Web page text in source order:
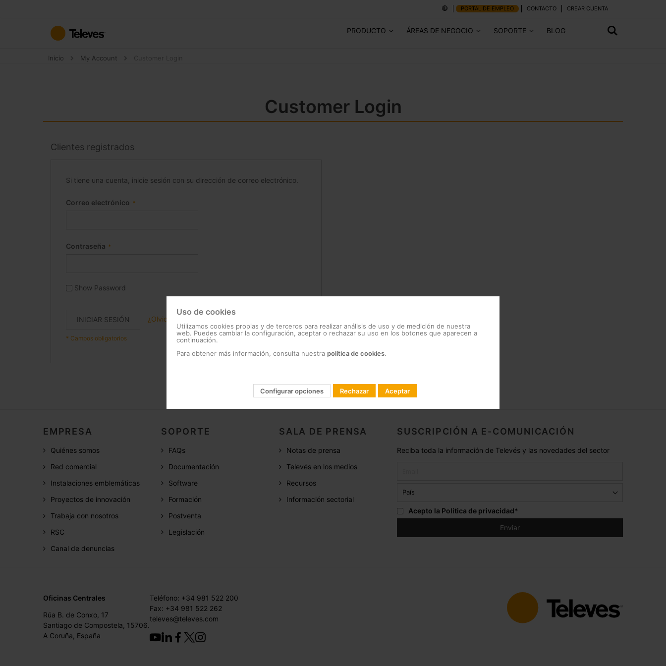
contenido
PORTAL DE EMPLEO CONTACTO CREAR CUENTA
PRODUCTO ÁREAS DE NEGOCIO SOPORTE BLOG
Inicio My Account
Customer Login
Clientes registrados
Si tiene una cuenta, inicie sesión con su dirección de correo electrónico.
Correo electrónico
Contraseña
Show Password
INICIAR SESIÓN ¿Olvidó su contraseña?
EMPRESA
Quiénes somos
Red comercial
Instalaciones emblemáticas
Proyectos de innovación
Trabaja con nosotros
RSC
Canal de denuncias
SOPORTE
FAQs
Documentación
Software
Formación
Postventa
Legislación
SALA DE PRENSA
Notas de prensa
Televés en los medios
Recursos
Información sectorial
SUSCRIPCIÓN A E-COMUNICACIÓN
Reciba toda la información de Televés y las novedades del sector
Acepto la Politica de privacidad*
Oficinas Centrales
Rúa B. de Conxo, 17
Santiago de Compostela, 15706.
A Coruña, España
Teléfono: +34 981 522 200
Fax: +34 981 522 262
televes@televes.com
Uso de cookies
Utilizamos cookies propias y de terceros para realizar análisis de uso y de medición de nuestra
web. Puedes cambiar la configuración, aceptar o rechazar su uso en los botones que aparecen a
continuación.
Para obtener más información, consulta nuestra política de cookies.
Configurar opciones Rechazar Aceptar